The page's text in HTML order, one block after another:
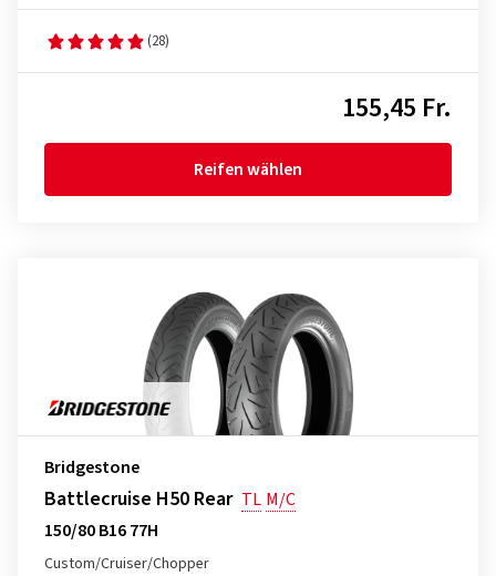
(28)
155,45 Fr.
Reifen wählen
Bridgestone
Battlecruise H50 Rear TL M/C
150/80 B16 77H
Custom/Cruiser/Chopper